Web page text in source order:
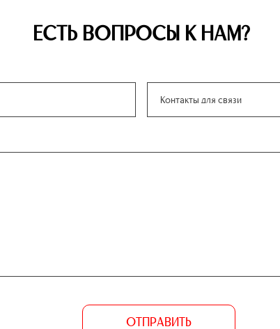
ЕСТЬ ВОПРОСЫ К НАМ?
ОТПРАВИТЬ